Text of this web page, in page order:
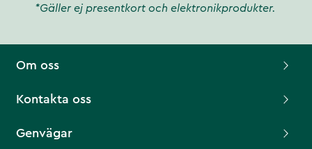
*Gäller ej presentkort och elektronikprodukter.
Om oss
Kontakta oss
Genvägar